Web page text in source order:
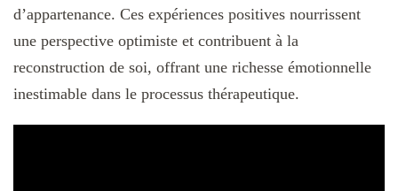
d’appartenance. Ces expériences positives nourrissent
une perspective optimiste et contribuent à la
reconstruction de soi, offrant une richesse émotionnelle
inestimable dans le processus thérapeutique.